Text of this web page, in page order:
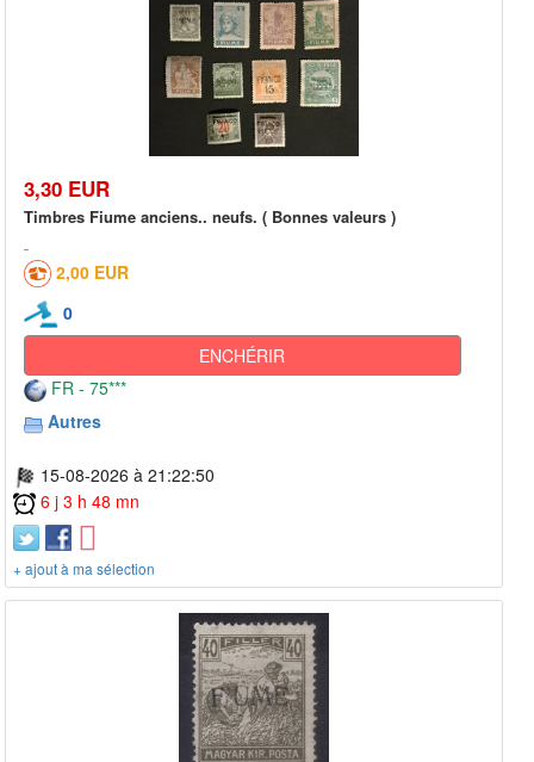
3,30 EUR
Timbres Fiume anciens.. neufs. ( Bonnes valeurs )
2,00 EUR
0
ENCHÉRIR
FR - 75***
Autres
15-08-2026 à 21:22:50
6 j 3 h 48 mn
+ ajout à ma sélection